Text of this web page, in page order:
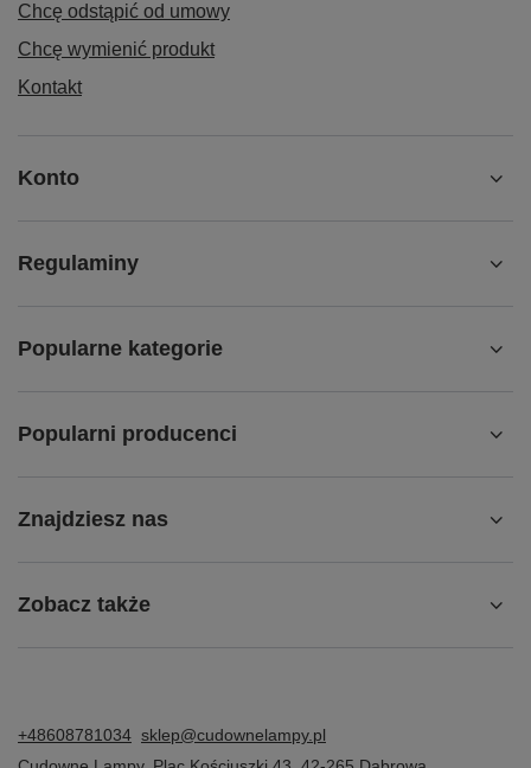
Chcę odstąpić od umowy
Chcę wymienić produkt
Kontakt
Konto
Regulaminy
Popularne kategorie
Popularni producenci
Znajdziesz nas
Zobacz także
+48608781034 sklep@cudownelampy.pl